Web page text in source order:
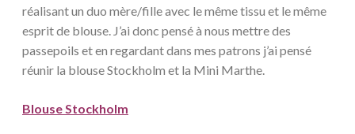
réalisant un duo mère/fille avec le même tissu et le même
esprit de blouse. J’ai donc pensé à nous mettre des
passepoils et en regardant dans mes patrons j’ai pensé
réunir la blouse Stockholm et la Mini Marthe.
Blouse Stockholm